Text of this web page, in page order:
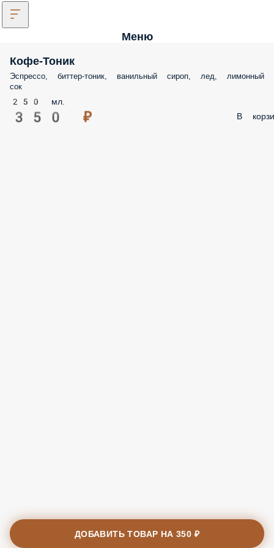
Меню
Кофе-Тоник
Эспрессо, биттер-тоник, ванильный сироп, лед, лимонный
сок
250 мл.
350 ₽ В
ДОБАВИТЬ ТОВАР НА350 ₽